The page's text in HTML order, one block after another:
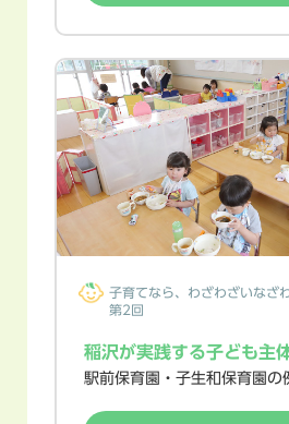
子育てなら、 わざわざいなざ
第2回
稲沢が実践する子ども主
駅前保育園・子生和保育園の